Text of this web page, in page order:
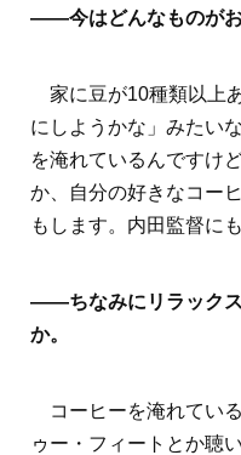
――今はどんなものがお
家に豆が10種類以上
にしようかな」みたい
を淹れているんですけ
か、自分の好きなコー
もします。内田監督に
――ちなみにリラック
か。
コーヒーを淹れてい
ゥー・フィートとか聴